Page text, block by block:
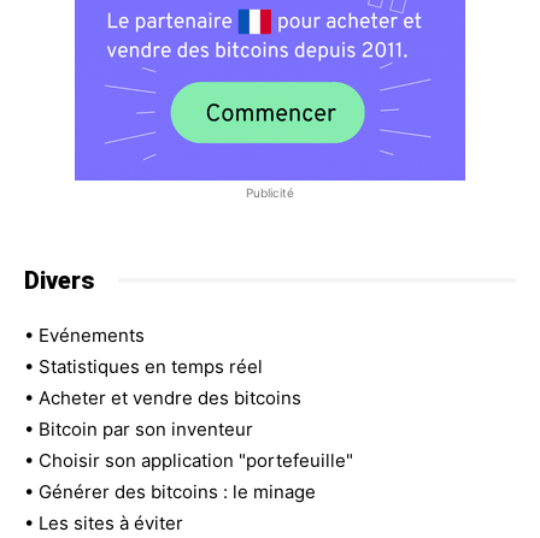
Publicité
Divers
• Evénements
• Statistiques en temps réel
• Acheter et vendre des bitcoins
• Bitcoin par son inventeur
• Choisir son application "portefeuille"
• Générer des bitcoins : le minage
• Les sites à éviter